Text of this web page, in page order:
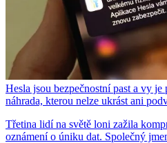
Hesla jsou bezpečnostní past a vy
náhrada, kterou nelze ukrást ani
Třetina lidí na světě loni zažila
oznámení o úniku dat. Společný